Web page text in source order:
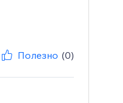
Полезно (0)